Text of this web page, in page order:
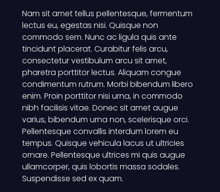
Nam sit amet tellus pellentesque, fermentum
lectus eu, egestas nisi. Quisque non
commodo sem. Nunc ac ligula quis ante
tincidunt placerat. Curabitur felis arcu,
consectetur vestibulum arcu sit amet,
pharetra porttitor lectus. Aliquam congue
condimentum rutrum. Morbi bibendum libero
enim. Proin porttitor nisi urna, in commodo
nibh facilisis vitae. Donec sit amet augue
varius, bibendum urna non, scelerisque orci.
Pellentesque convallis interdum lorem eu
tempus. Quisque vehicula lacus ut ultricies
ornare. Pellentesque ultrices mi quis augue
ullamcorper, quis lobortis massa sodales.
Suspendisse sed ex quam.